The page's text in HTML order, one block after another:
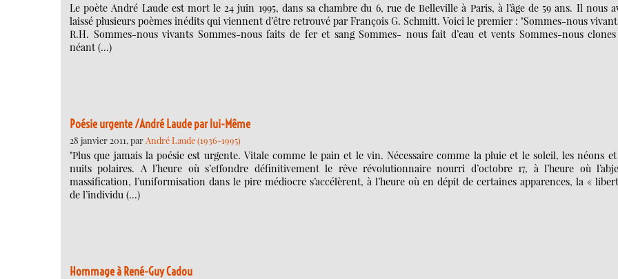
Le poète André Laude est mort le 24 juin 1995, dans sa chambre du 6, rue de Belleville à Paris, à l’âge de 59 ans. Il nous
laissé plusieurs poèmes inédits qui viennent d’être retrouvé par François G. Schmitt. Voici le premier : "Sommes-nous
R.H. Sommes-nous vivants Sommes-nous faits de fer et sang Sommes- nous fait d’eau et vents Sommes-nous
néant (…)
Poésie urgente /André Laude par lui-Même
28 janvier 2011, parAndré Laude (1936-1995)
"Plus que jamais la poésie est urgente. Vitale comme le pain et le vin. Nécessaire comme la pluie et le soleil, les néons
nuits polaires. A l’heure où s’effondre définitivement le rêve révolutionnaire nourri d’octobre 17, à l’heure où
massification, l’uniformisation dans le pire médiocre s’accélèrent, à l’heure où en dépit de certaines apparences, la «
de l’individu (…)
Hommage à René-Guy Cadou